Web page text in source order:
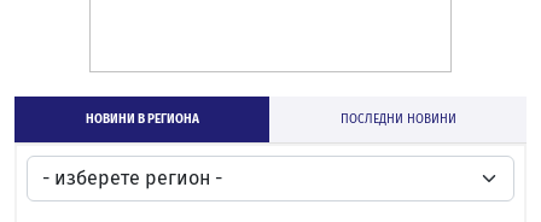
НОВИНИ В РЕГИОНА ПОСЛЕДНИ НОВИНИ